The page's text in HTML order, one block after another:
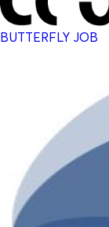
BUTTERFLY JOB